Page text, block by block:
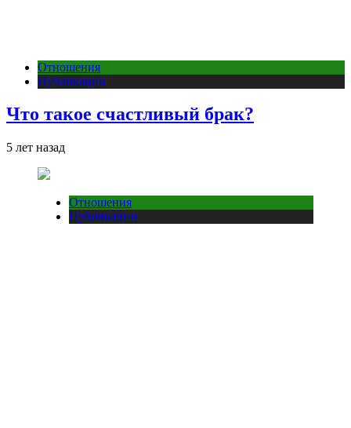
Отношения
Публикации
Что такое счастливый брак?
5 лет назад
Отношения
Публикации